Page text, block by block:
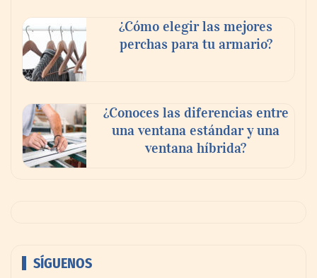
¿Cómo elegir las mejores
perchas para tu armario?
¿Conoces las diferencias entre
una ventana estándar y una
ventana híbrida?
SÍGUENOS